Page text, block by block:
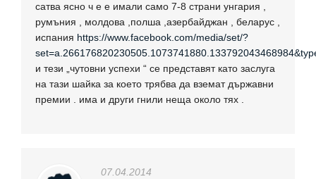
сатва ясно ч е е имали само 7-8 страни унгария ,
румъния , молдова ,полша ,азербайджан , беларус ,
испания https://www.facebook.com/media/set/?
и тези „чутовни успехи “ се представят като заслуга
на тази шайка за което трябва да вземат държавни
премии . има и други гнили неща около тях .
07.04.2014